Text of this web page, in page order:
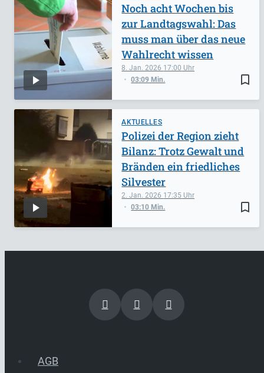
bookmark_border
8. Jan. 2026 17:00
03:09 Min.
Noch acht Wochen bis
zur Landtagswahl: Das
muss man über das neue
Wahlrecht wissen
AKTUELLES
bookmark_border
2. Jan. 2026 17:35
03:10 Min.
Polizei der Region zieht
Bilanz: Trotz Gewalt und
Bränden ein friedliches
Silvester
AGB